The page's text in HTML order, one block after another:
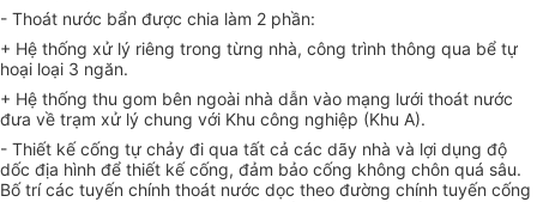
- Thoát nước bẩn được chia làm 2 phần:
+ Hệ thống xử lý riêng trong từng nhà, công trình thông qua bể tự
hoại loại 3 ngăn.
+ Hệ thống thu gom bên ngoài nhà dẫn vào mạng lưới thoát nước
đưa về trạm xử lý chung với Khu công nghiệp (Khu A).
- Thiết kế cống tự chảy đi qua tất cả các dãy nhà và lợi dụng độ
dốc địa hình để thiết kế cống, đảm bảo cống không chôn quá sâu.
Bố trí các tuyến chính thoát nước dọc theo đường chính tuyến cống